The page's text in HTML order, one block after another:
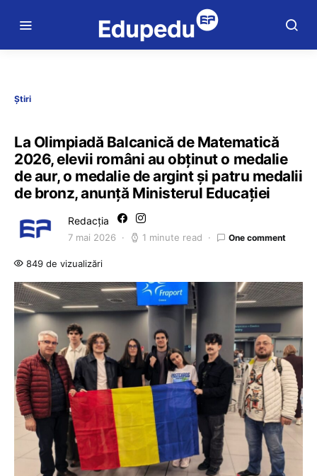
Știri
La Olimpiadă Balcanică de Matematică
2026, elevii români au obținut o medalie
de aur, o medalie de argint și patru medalii
de bronz, anunță Ministerul Educației
Redacția
7 mai 2026 1 minute read One comment
849 de vizualizări